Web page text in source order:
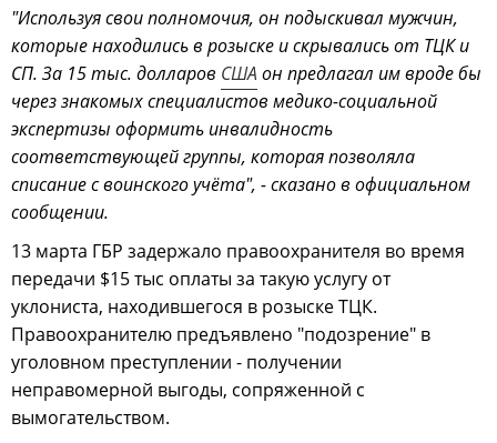
"Используя свои полномочия, он подыскивал мужчин,
которые находились в розыске и скрывались от ТЦК и
СП. За 15 тыс. долларов США он предлагал им вроде бы
через знакомых специалистов медико-социальной
экспертизы оформить инвалидность
соответствующей группы, которая позволяла
списание с воинского учёта", - сказано в официальном
сообщении.
13 марта ГБР задержало правоохранителя во время
передачи $15 тыс оплаты за такую услугу от
уклониста, находившегося в розыске ТЦК.
Правоохранителю предъявлено "подозрение" в
уголовном преступлении - получении
неправомерной выгоды, сопряженной с
вымогательством.